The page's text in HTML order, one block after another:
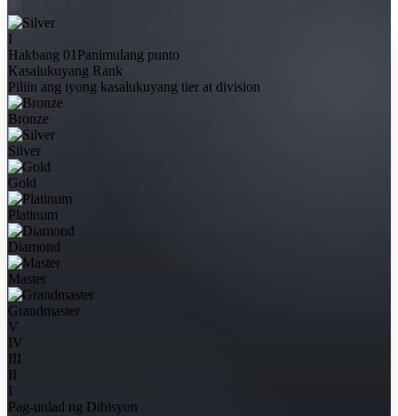
I
Hakbang 01 Panimulang punto
Kasalukuyang Rank
Piliin ang iyong kasalukuyang tier at division
Bronze
Silver
Gold
Platinum
Diamond
Master
Grandmaster
V
IV
III
II
I
Pag-unlad ng Dibisyon